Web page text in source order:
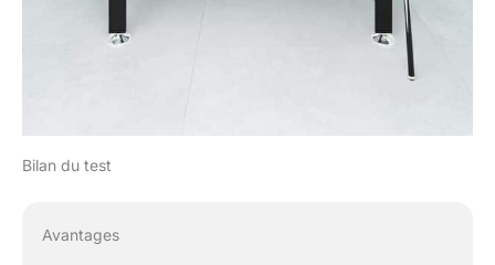
Bilan du test
Avantages